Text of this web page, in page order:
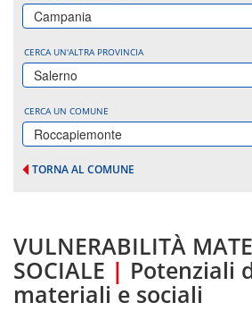
Campania
CERCA UN'ALTRA PROVINCIA
Salerno
CERCA UN COMUNE
Roccapiemonte
TORNA AL COMUNE
VULNERABILITÀ
SOCIALE | Potenziali
materiali e sociali